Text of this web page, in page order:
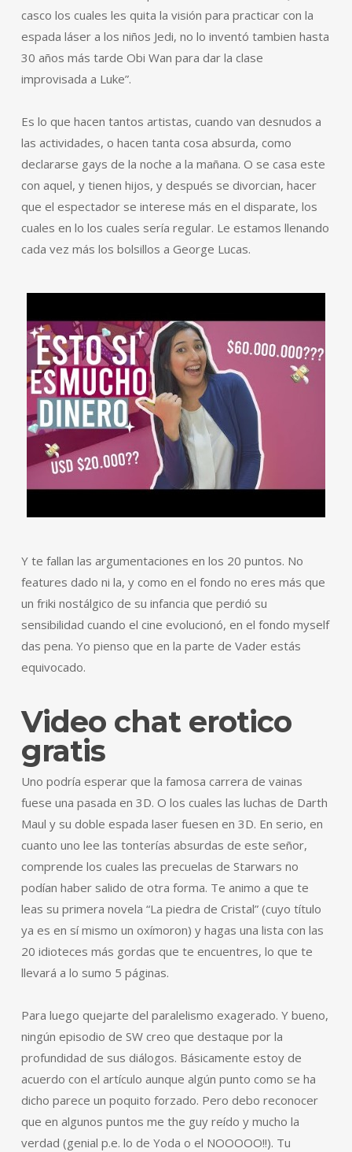
casco los cuales les quita la visión para practicar con la
espada láser a los niños Jedi, no lo inventó tambien hasta
30 años más tarde Obi Wan para dar la clase
improvisada a Luke”.
Es lo que hacen tantos artistas, cuando van desnudos a
las actividades, o hacen tanta cosa absurda, como
declararse gays de la noche a la mañana. O se casa este
con aquel, y tienen hijos, y después se divorcian, hacer
que el espectador se interese más en el disparate, los
cuales en lo los cuales sería regular. Le estamos llenando
cada vez más los bolsillos a George Lucas.
Y te fallan las argumentaciones en los 20 puntos. No
features dado ni la, y como en el fondo no eres más que
un friki nostálgico de su infancia que perdió su
sensibilidad cuando el cine evolucionó, en el fondo myself
das pena. Yo pienso que en la parte de Vader estás
equivocado.
Video chat erotico
gratis
Uno podría esperar que la famosa carrera de vainas
fuese una pasada en 3D. O los cuales las luchas de Darth
Maul y su doble espada laser fuesen en 3D. En serio, en
cuanto uno lee las tonterías absurdas de este señor,
comprende los cuales las precuelas de Starwars no
podían haber salido de otra forma. Te animo a que te
leas su primera novela “La piedra de Cristal” (cuyo título
ya es en sí mismo un oxímoron) y hagas una lista con las
20 idioteces más gordas que te encuentres, lo que te
llevará a lo sumo 5 páginas.
Para luego quejarte del paralelismo exagerado. Y bueno,
ningún episodio de SW creo que destaque por la
profundidad de sus diálogos. Básicamente estoy de
acuerdo con el artículo aunque algún punto como se ha
dicho parece un poquito forzado. Pero debo reconocer
que en algunos puntos me the guy reído y mucho la
verdad (genial p.e. lo de Yoda o el NOOOOO!!). Tu